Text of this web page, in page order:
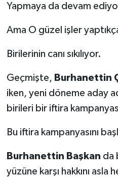
Yapmaya da devam
Ama O güzel işler
Birilerinin canı sıkılıyor.
Geçmişte, Burhanettin
iken, yeni döneme aday
birileri bir iftira
Bu iftira kampanyasını
Burhanettin Başkan da
yüzüne karşı hakkını